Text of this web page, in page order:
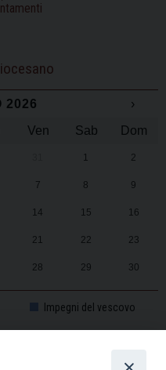
2026
›
Ven Sab Dom
1 2
7 8 9
14 15 16
21 22 23
28 29 30
4 5 6
Impegni del vescovo
2025-2026